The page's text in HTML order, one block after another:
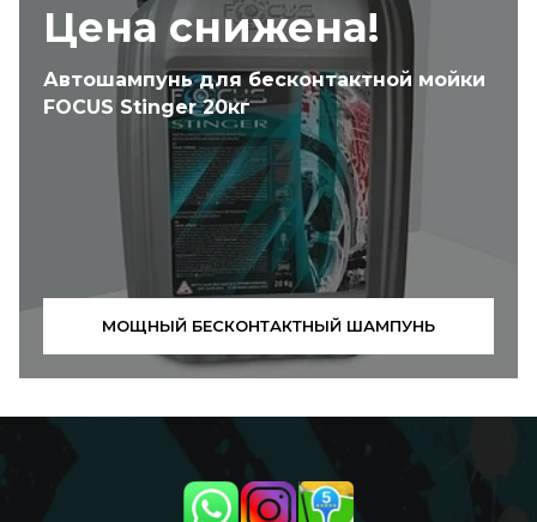
Цена снижена!
Автошампунь для бесконтактной мойки
FOCUS Stinger 20кг
МОЩНЫЙ БЕСКОНТАКТНЫЙ ШАМПУНЬ